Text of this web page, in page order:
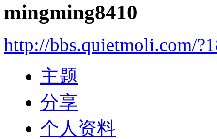
mingming8410
http://bbs.quietmoli.com/
主题
分享
个人资料